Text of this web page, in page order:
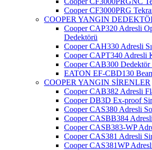
Cooper CF3000PRG
COOPER YANGIN
Cooper CAP320 Adresli
Dedektörü
Cooper CAH330 Adresli
Cooper CAPT340 Adresli
Cooper CAB300 Dedektör
EATON EF-CBD130
COOPER YANGIN SİRENLER
Cooper CAB382 Adresli
Cooper DB3D Ex-proof
Cooper CAS380 Adresli
Cooper CASBB384
Cooper CASB383-WP
Cooper CAS381 Adresli
Cooper CAS381WP